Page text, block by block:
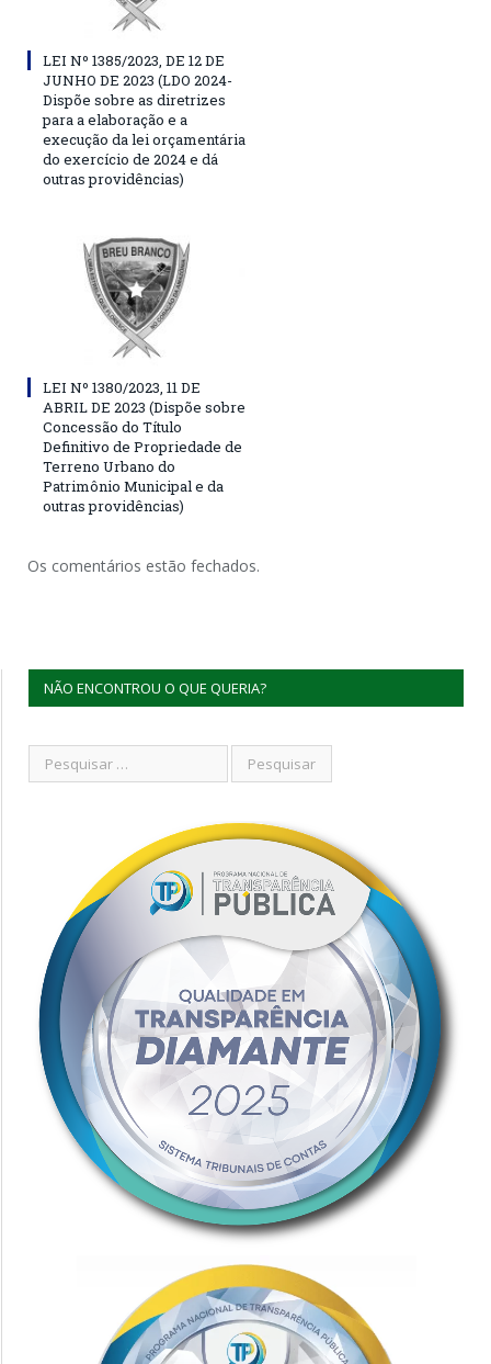
LEI Nº 1385/2023, DE 12 DE
JUNHO DE 2023 (LDO 2024-
Dispõe sobre as diretrizes
para a elaboração e a
execução da lei orçamentária
do exercício de 2024 e dá
outras providências)
LEI Nº 1380/2023, 11 DE
ABRIL DE 2023 (Dispõe sobre
Concessão do Título
Definitivo de Propriedade de
Terreno Urbano do
Patrimônio Municipal e da
outras providências)
Os comentários estão fechados.
NÃO ENCONTROU O QUE QUERIA?